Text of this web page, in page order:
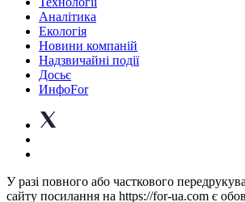
Аналітика
Екологія
Новини компаній
Надзвичайні події
Досьє
ИнфоFor
У разі повного або часткового
сайту посилання на https://for-ua.com є